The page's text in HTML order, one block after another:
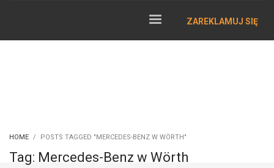
ZAREKLAMUJ SIĘ
HOME POSTS TAGGED "MERCEDES-BENZ W WÖRTH"
Tag: Mercedes-Benz w Wörth